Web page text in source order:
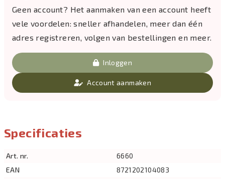
Geen account? Het aanmaken van een account heeft
vele voordelen: sneller afhandelen, meer dan één
adres registreren, volgen van bestellingen en meer.
Inloggen
Account aanmaken
Specificaties
Art. nr.
6660
EAN
8721202104083